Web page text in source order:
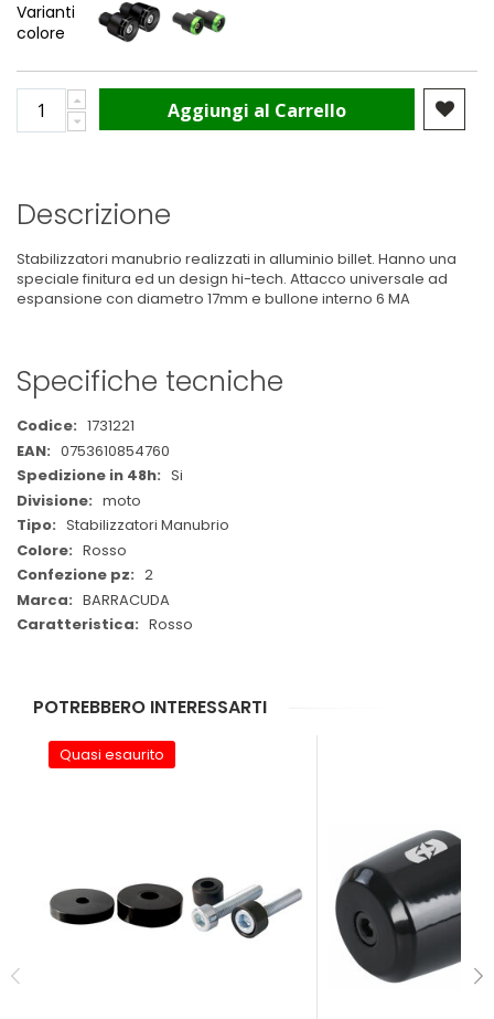
Varianti
colore
Aggiungi al Carrello
Descrizione
Stabilizzatori manubrio realizzati in alluminio billet. Hanno una
speciale finitura ed un design hi-tech. Attacco universale ad
espansione con diametro 17mm e bullone interno 6 MA
Specifiche tecniche
Maggiori
Informazioni
1731221
0753610854760
Si
moto
Stabilizzatori Manubrio
Rosso
2
BARRACUDA
Rosso
POTREBBERO INTERESSARTI
Quasi esaurito